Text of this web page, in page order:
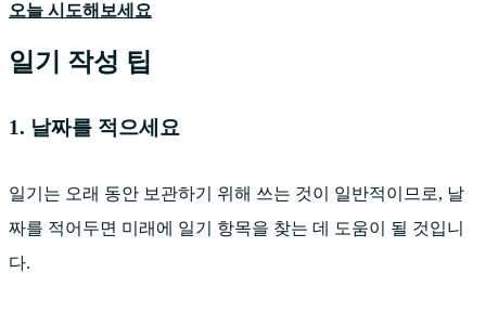
오늘 시도해보세요
일기 작성 팁
1. 날짜를 적으세요
일기는 오래 동안 보관하기 위해 쓰는 것이 일반적이므로, 날
짜를 적어두면 미래에 일기 항목을 찾는 데 도움이 될 것입니
다.